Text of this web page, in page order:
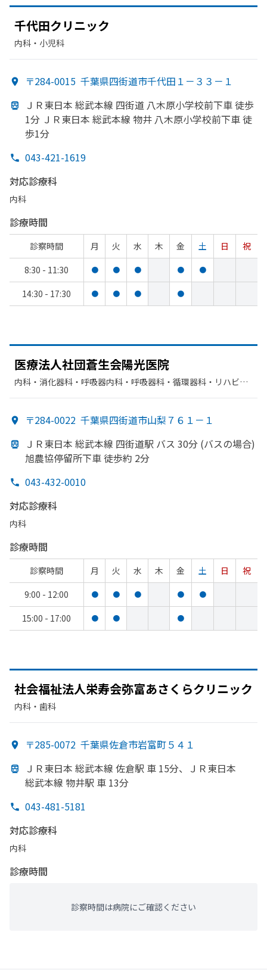
千代田クリニック
内科・​小児科
〒284-0015 千葉県四街道市千代田１－３３－１
ＪＲ東日本 総武本線 四街道 八木原小学校前下車 徒歩
1分 ＪＲ東日本 総武本線 物井 八木原小学校前下車 徒
歩1分
043-421-1619
対応診療科
内科
診療時間
診察時間 月 火 水 木 金 土 日
祝
8:30 - 11:30
● ● ● ● ●
14:30 - 17:30 ● ● ● ●
医療法人社団蒼生会陽光医院
内科・​消化器科・​呼吸器内科・​呼吸器科・​循環器科・​リハビリ
〒284-0022 千葉県四街道市山梨７６１－１
ＪＲ東日本 総武本線 四街道駅 バス 30分 (バスの場合)
旭農協停留所下車 徒歩約 2分
043-432-0010
対応診療科
内科
診療時間
診察時間 月 火 水 木 金 土 日
祝
9:00 - 12:00
● ● ● ● ●
15:00 - 17:00 ● ● ●
社会福祉法人栄寿会弥富あさくらクリニック
内科・​歯科
〒285-0072 千葉県佐倉市岩富町５４１
ＪＲ東日本 総武本線 佐倉駅 車 15分、 ＪＲ東日本
総武本線 物井駅 車 13分
043-481-5181
対応診療科
内科
診療時間
診察時間は病院にご確認ください